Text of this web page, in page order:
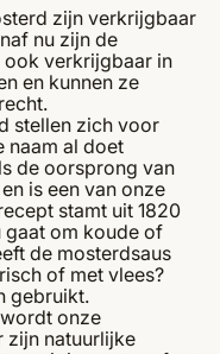
zijn verkrijgbaar
nu zijn de
verkrijgbaar in
en kunnen ze
stellen zich voor
naam al doet
de oorsprong van
is een van onze
stamt uit 1820
gaat om koude of
de mosterdsaus
of met vlees?
gebruikt.
onze
zijn natuurlijke